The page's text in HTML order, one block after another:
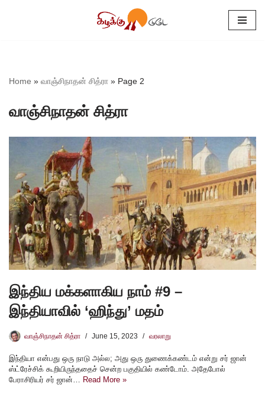
Home » வாஞ்சிநாதன் சித்ரா » Page 2
வாஞ்சிநாதன் சித்ரா
இந்திய மக்களாகிய நாம் #9 –
இந்தியாவில் ‘ஹிந்து’ மதம்
வாஞ்சிநாதன் சித்ரா June 15, 2023 வரலாறு
இந்தியா என்பது ஒரு நாடு அல்ல; அது ஒரு துணைக்கண்டம் என்று சர் ஜான்
ஸ்ட்ரேச்சிக் கூறியிருந்ததைச் சென்ற பகுதியில் கண்டோம். அதேபோல்
பேராசிரியர் சர் ஜான்… Read More »